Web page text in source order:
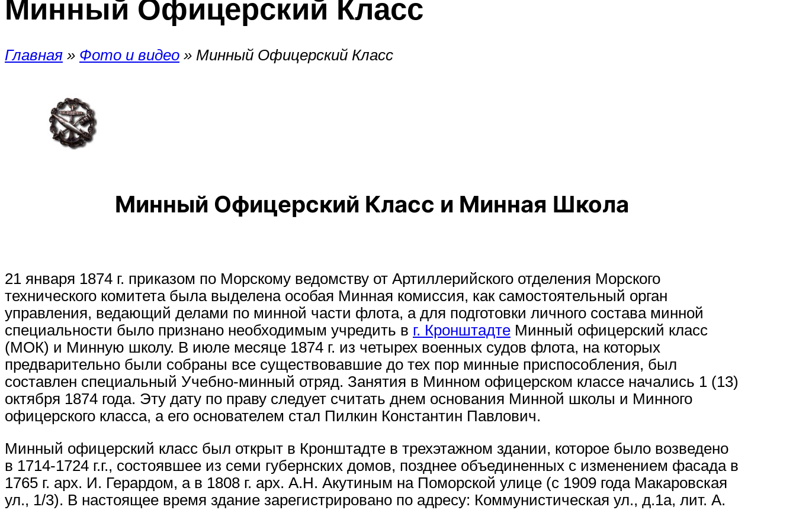
Минный Офицерский Класс
Главная » Фото и видео » Минный Офицерский Класс
Минный Офицерский Класс и Минная Школа
21 января 1874 г. приказом по Морскому ведомству от Артиллерийского отделения Морского
технического комитета была выделена особая Минная комиссия, как самостоятельный орган
управления, ведающий делами по минной части флота, а для подготовки личного состава минной
специальности было признано необходимым учредить в г. Кронштадте Минный офицерский класс
(МОК) и Минную школу. В июле месяце 1874 г. из четырех военных судов флота, на которых
предварительно были собраны все существовавшие до тех пор минные приспособления, был
составлен специальный Учебно-минный отряд. Занятия в Минном офицерском классе начались 1 (13)
октября 1874 года. Эту дату по праву следует считать днем основания Минной школы и Минного
офицерского класса, а его основателем стал Пилкин Константин Павлович.
Минный офицерский класс был открыт в Кронштадте в трехэтажном здании, которое было возведено
в 1714-1724 г.г., состоявшее из семи губернских домов, позднее объединенных с изменением фасада в
1765 г. арх. И. Герардом, а в 1808 г. арх. А.Н. Акутиным на Поморской улице (с 1909 года Макаровская
ул., 1/3). В настоящее время здание зарегистрировано по адресу: Коммунистическая ул., д.1а, лит. А.